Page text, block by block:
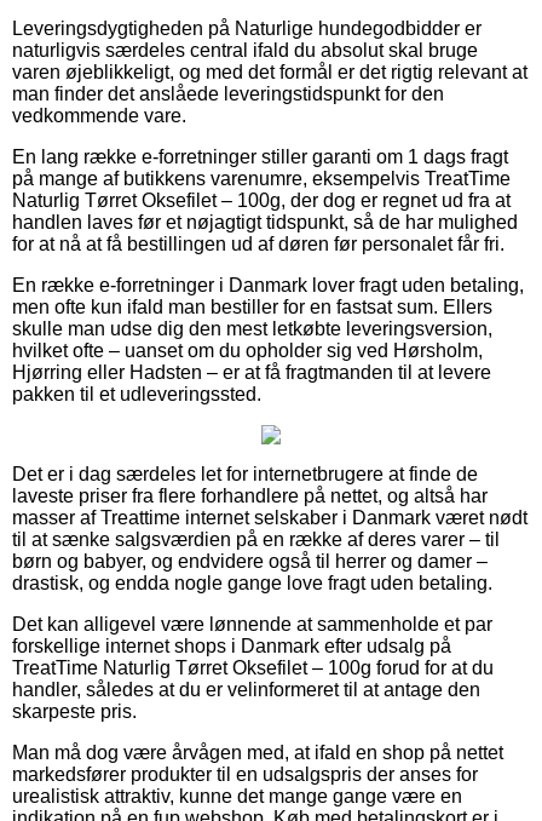
Leveringsdygtigheden på Naturlige hundegodbidder er
naturligvis særdeles central ifald du absolut skal bruge
varen øjeblikkeligt, og med det formål er det rigtig relevant at
man finder det anslåede leveringstidspunkt for den
vedkommende vare.
En lang række e-forretninger stiller garanti om 1 dags fragt
på mange af butikkens varenumre, eksempelvis TreatTime
Naturlig Tørret Oksefilet – 100g, der dog er regnet ud fra at
handlen laves før et nøjagtigt tidspunkt, så de har mulighed
for at nå at få bestillingen ud af døren før personalet får fri.
En række e-forretninger i Danmark lover fragt uden betaling,
men ofte kun ifald man bestiller for en fastsat sum. Ellers
skulle man udse dig den mest letkøbte leveringsversion,
hvilket ofte – uanset om du opholder sig ved Hørsholm,
Hjørring eller Hadsten – er at få fragtmanden til at levere
pakken til et udleveringssted.
Det er i dag særdeles let for internetbrugere at finde de
laveste priser fra flere forhandlere på nettet, og altså har
masser af Treattime internet selskaber i Danmark været nødt
til at sænke salgsværdien på en række af deres varer – til
børn og babyer, og endvidere også til herrer og damer –
drastisk, og endda nogle gange love fragt uden betaling.
Det kan alligevel være lønnende at sammenholde et par
forskellige internet shops i Danmark efter udsalg på
TreatTime Naturlig Tørret Oksefilet – 100g forud for at du
handler, således at du er velinformeret til at antage den
skarpeste pris.
Man må dog være årvågen med, at ifald en shop på nettet
markedsfører produkter til en udsalgspris der anses for
urealistisk attraktiv, kunne det mange gange være en